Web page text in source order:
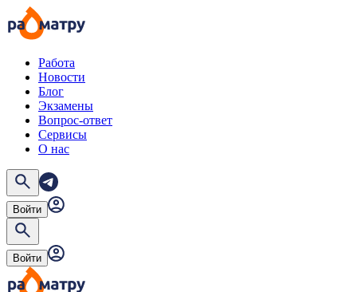
Работа
Новости
Блог
Экзамены
Вопрос-ответ
Сервисы
О нас
Войти
Войти